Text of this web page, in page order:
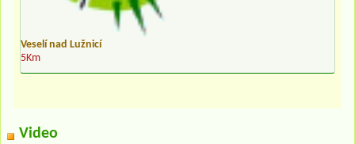
Veselí nad Lužnicí
5Km
Video